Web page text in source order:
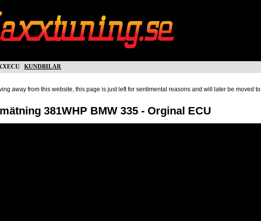
kundbilar
away from this website, this page is just left for sentimental reasons and will later be moved to
381WHP BMW 335 - Orginal ECU